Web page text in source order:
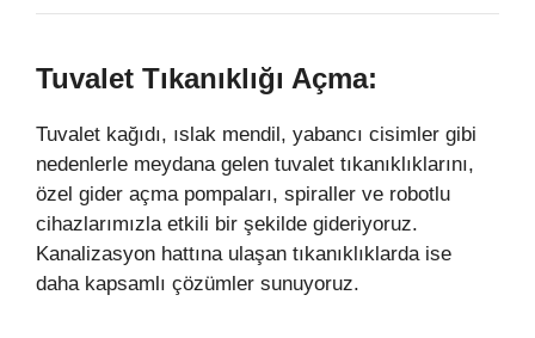
Tuvalet Tıkanıklığı Açma:
Tuvalet kağıdı, ıslak mendil, yabancı cisimler gibi
nedenlerle meydana gelen tuvalet tıkanıklıklarını,
özel gider açma pompaları, spiraller ve robotlu
cihazlarımızla etkili bir şekilde gideriyoruz.
Kanalizasyon hattına ulaşan tıkanıklıklarda ise
daha kapsamlı çözümler sunuyoruz.